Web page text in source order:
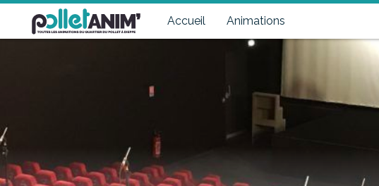
Accueil Animations
Pollet Anim'
Toutes les animations du quartier du Pollet à Dieppe